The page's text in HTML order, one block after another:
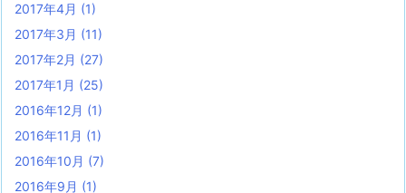
2017年4月 (1)
2017年3月 (11)
2017年2月 (27)
2017年1月 (25)
2016年12月 (1)
2016年11月 (1)
2016年10月 (7)
2016年9月 (1)